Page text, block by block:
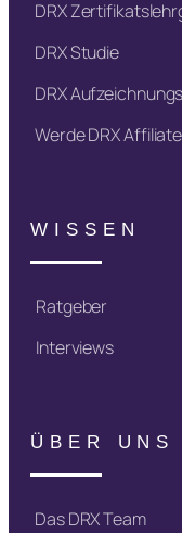
DRX
DRX Studie
DRX
Werde DRX
WISSEN
Ratgeber
Interviews
ÜBER UNS
Das DRX Team